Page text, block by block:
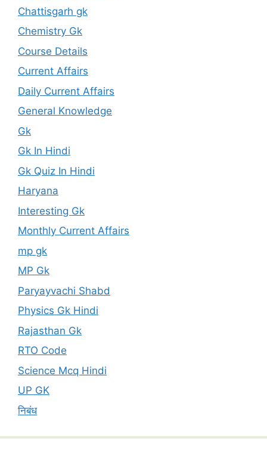
Chattisgarh gk
Chemistry Gk
Course Details
Current Affairs
Daily Current Affairs
General Knowledge
Gk
Gk In Hindi
Gk Quiz In Hindi
Haryana
Interesting Gk
Monthly Current Affairs
mp gk
MP Gk
Paryayvachi Shabd
Physics Gk Hindi
Rajasthan Gk
RTO Code
Science Mcq Hindi
UP GK
निबंध